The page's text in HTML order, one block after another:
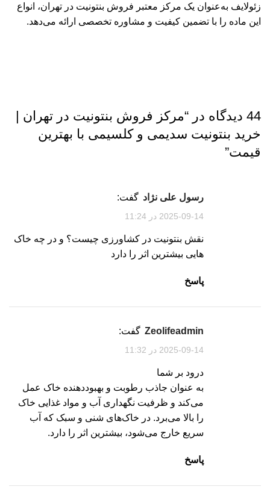
زئولایف به‌عنوان یک مرکز معتبر فروش بنتونیت در تهران، انواع
این ماده را با تضمین کیفیت و مشاوره تخصصی ارائه می‌دهد.
44 دیدگاه در “
مرکز فروش بنتونیت در تهران |
خرید بنتونیت سدیمی و کلسیمی با بهترین
قیمت”
رسول علی نژاد گفت:
2025-09-14 در 11:24
نقش بنتونیت در کشاورزی چیست؟ و در چه خاک
هایی بیشترین اثر را دارد
پاسخ
zeolifeadmin گفت:
2025-09-14 در 11:32
درود بر شما
به عنوان جاذب رطوبت و بهبوددهنده خاک عمل
می‌کند و ظرفیت نگهداری آب و مواد غذایی خاک
را بالا می‌برد. در خاک‌های شنی و سبک که آب
سریع خارج می‌شود، بیشترین اثر را دارد.
پاسخ